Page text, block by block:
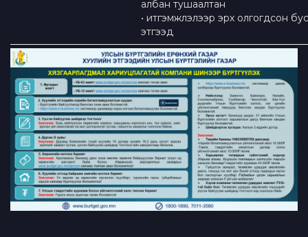
албан тушаалтан
• итгэмжлэлээр эрх олгогдсон
этгээд